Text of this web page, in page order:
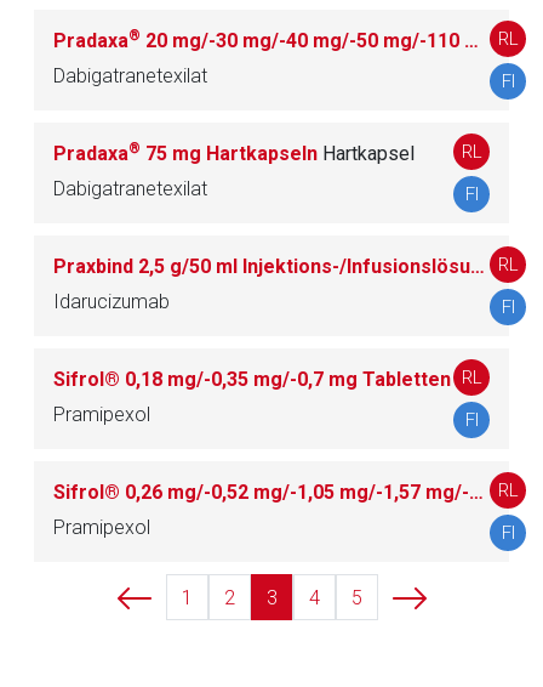
Pradaxa® 20 mg/-30 mg/-40 mg/-50 mg/-110 mg/-150 mg überzogenes Granulat
Dabigatranetexilat
RL
FI
Pradaxa® 75 mg Hartkapseln Hartkapsel
Dabigatranetexilat
RL
FI
Praxbind 2,5 g/50 ml Injektions-/Infusionslösung
Idarucizumab
RL
FI
Sifrol® 0,18 mg/-0,35 mg/-0,7 mg Tabletten
Pramipexol
RL
FI
Sifrol® 0,26 mg/-0,52 mg/-1,05 mg/-1,57 mg/-2,10 mg/-2,62 mg/-3,15 mg Retardtabletten
Pramipexol
RL
FI
1 2 3 4 5